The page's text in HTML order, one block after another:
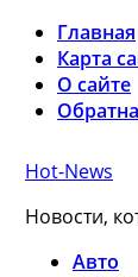
Главная
Карта
О сайте
Hot-News
Новости,
Авто